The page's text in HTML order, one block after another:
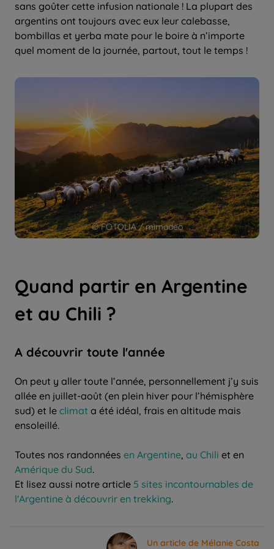
© FOTOLIA / mimadeo
sans goûter cette infusion nationale ! La plupart des
argentins ont toujours avec eux leur calebasse,
bombillas et yerba mate pour le boire à n’importe
quel moment de la journée, partout, tout le temps !
Quand partir en Argentine
et au Chili ?
A découvrir toute l'année
On peut y aller toute l’année, personnellement j’y suis
allée en juillet-août (en plein hiver pour l’hémisphère
sud) et le climat a été idéal, frais en altitude mais
ensoleillé.
Toutes nos randonnées en Argentine, au Chili et en
Amérique du Sud.
Et lisez aussi notre article 5 sites incontournables de
l'Argentine à découvrir en trekking.
Un article de Mélanie Costa